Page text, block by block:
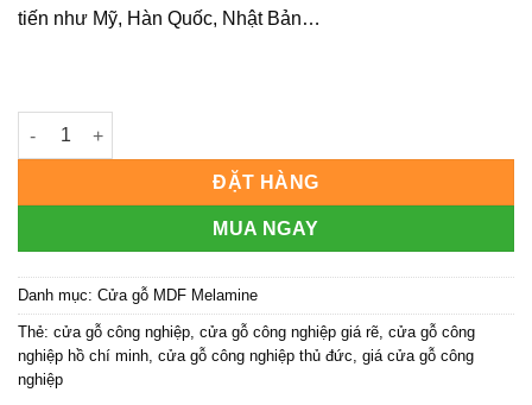
tiến như Mỹ, Hàn Quốc, Nhật Bản…
Cửa gỗ công nghiệp MDF phủ melamine KD.M1NM số lượng
ĐẶT HÀNG
MUA NGAY
Danh mục: Cửa gỗ MDF Melamine
Thẻ: cửa gỗ công nghiệp, cửa gỗ công nghiệp giá rẽ, cửa gỗ công
nghiệp hồ chí minh, cửa gỗ công nghiệp thủ đức, giá cửa gỗ công
nghiệp